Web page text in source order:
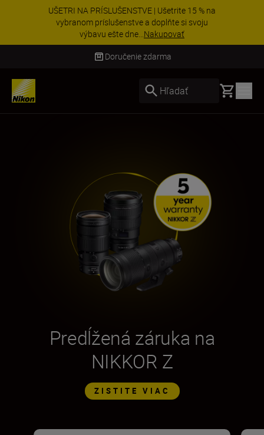
UŠETRI NA PRÍSLUŠENSTVE | Ušetrite 15 % na
vybranom príslušenstve a doplňte si svoju
výbavu ešte dne...Nakupovať
Doručenie do 3 – 4 pracovných dní
Hľadať Basket
Predĺžená záruka na
NIKKOR Z
ZISTITE VIAC